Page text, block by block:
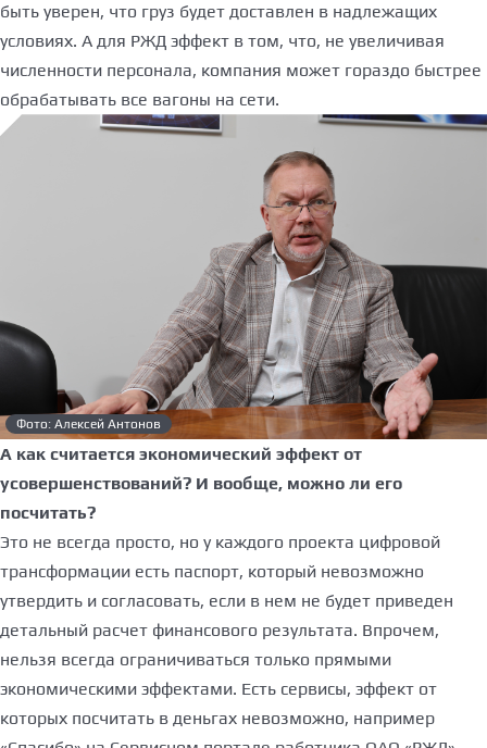
быть уверен, что груз будет доставлен в надлежащих
условиях. А для РЖД эффект в том, что, не увеличивая
численности персонала, компания может гораздо быстрее
обрабатывать все вагоны на сети.
Фото: Алексей Антонов
А как считается экономический эффект от
усовершенствований? И вообще, можно ли его
посчитать?
Это не всегда просто, но у каждого проекта цифровой
трансформации есть паспорт, который невозможно
утвердить и согласовать, если в нем не будет приведен
детальный расчет финансового результата. Впрочем,
нельзя всегда ограничиваться только прямыми
экономическими эффектами. Есть сервисы, эффект от
которых посчитать в деньгах невозможно, например